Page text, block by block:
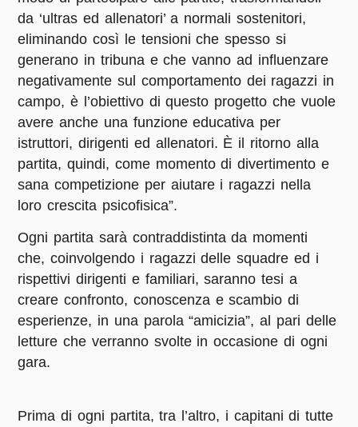
da ‘ultras ed allenatori’ a normali sostenitori,
eliminando così le tensioni che spesso si
generano in tribuna e che vanno ad influenzare
negativamente sul comportamento dei ragazzi in
campo, è l’obiettivo di questo progetto che vuole
avere anche una funzione educativa per
istruttori, dirigenti ed allenatori. È il ritorno alla
partita, quindi, come momento di divertimento e
sana competizione per aiutare i ragazzi nella
loro crescita psicofisica”.
Ogni partita sarà contraddistinta da momenti
che, coinvolgendo i ragazzi delle squadre ed i
rispettivi dirigenti e familiari, saranno tesi a
creare confronto, conoscenza e scambio di
esperienze, in una parola “amicizia”, al pari delle
letture che verranno svolte in occasione di ogni
gara.
Prima di ogni partita, tra l’altro, i capitani di tutte